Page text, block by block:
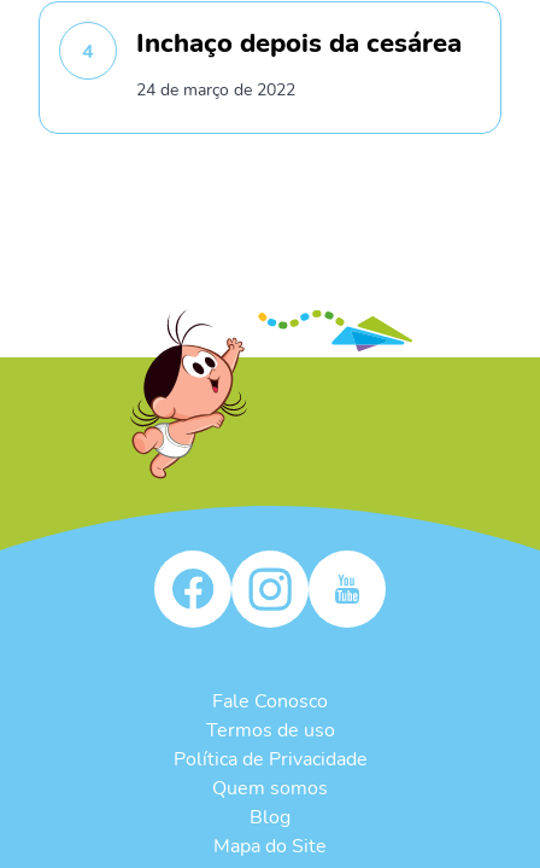
4 Inchaço depois da cesárea
24 de março de 2022
Fale Conosco
Termos de uso
Política de Privacidade
Quem somos
Blog
Mapa do Site